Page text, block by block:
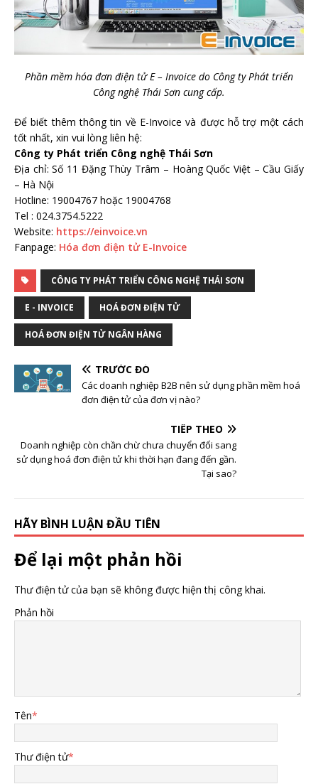
Phần mềm hóa đơn điện tử E – Invoice do Công ty Phát triển
Công nghệ Thái Sơn cung cấp.
Để biết thêm thông tin về E-Invoice và được hỗ trợ một cách
tốt nhất, xin vui lòng liên hệ:
Công ty Phát triển Công nghệ Thái Sơn
Địa chỉ: Số 11 Đặng Thùy Trâm – Hoàng Quốc Việt – Cầu Giấy
– Hà Nội
Hotline: 19004767 hoặc 19004768
Tel : 024.3754.5222
Website: https://einvoice.vn
Fanpage: Hóa đơn điện tử E-Invoice
CÔNG TY PHÁT TRIỂN CÔNG NGHỆ THÁI SƠN
E - INVOICE HOÁ ĐƠN ĐIỆN TỬ
HOÁ ĐƠN ĐIỆN TỬ NGÂN HÀNG
TRƯỚC ĐÓ
Các doanh nghiệp B2B nên sử dụng phần mềm hoá
đơn điện tử của đơn vị nào?
TIẾP THEO
Doanh nghiệp còn chần chừ chưa chuyển đổi sang
sử dụng hoá đơn điện tử khi thời hạn đang đến gần.
Tại sao?
HÃY BÌNH LUẬN ĐẦU TIÊN
Để lại một phản hồi
Thư điện tử của bạn sẽ không được hiện thị công khai.
Phản hồi
Tên*
Thư điện tử*